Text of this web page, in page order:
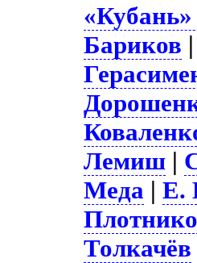
Бариков |
Лемиш |
Меда |Е.
Толкачёв